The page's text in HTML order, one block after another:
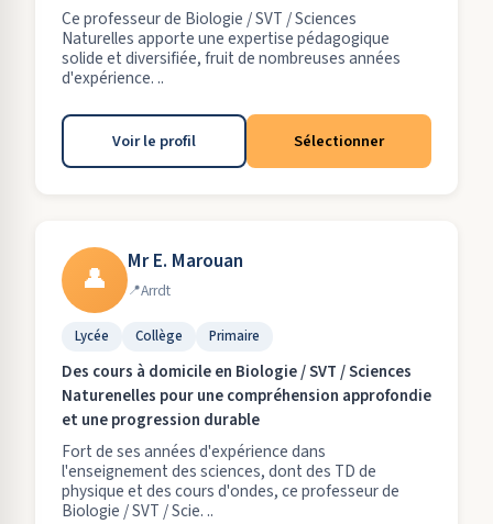
Ce professeur de Biologie / SVT / Sciences
Naturelles apporte une expertise pédagogique
solide et diversifiée, fruit de nombreuses années
d'expérience. ..
Voir le profil Sélectionner
👤 Mr E. Marouan
Arrdt
Lycée Collège Primaire
Des cours à domicile en Biologie / SVT / Sciences
Naturenelles pour une compréhension approfondie
et une progression durable
Fort de ses années d'expérience dans
l'enseignement des sciences, dont des TD de
physique et des cours d'ondes, ce professeur de
Biologie / SVT / Scie. ..